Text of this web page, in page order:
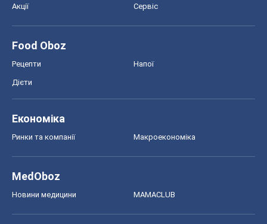
Акції Сервіс
Food Oboz
Рецепти Напої
Дієти
Економіка
Ринки та компанії Макроекономіка
MedOboz
Новини медицини MAMACLUB